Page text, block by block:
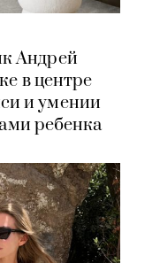
Андрей
в центре
и умении
ребенка